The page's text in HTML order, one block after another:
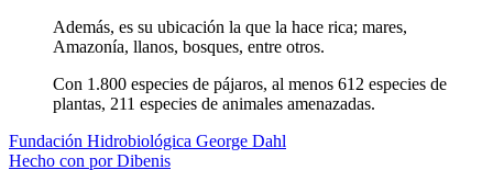
Además, es su ubicación la que la hace rica; mares,
Amazonía, llanos, bosques, entre otros.
Con 1.800 especies de pájaros, al menos 612 especies de
plantas, 211 especies de animales amenazadas.
Fundación Hidrobiológica George Dahl
Hecho con por Dibenis